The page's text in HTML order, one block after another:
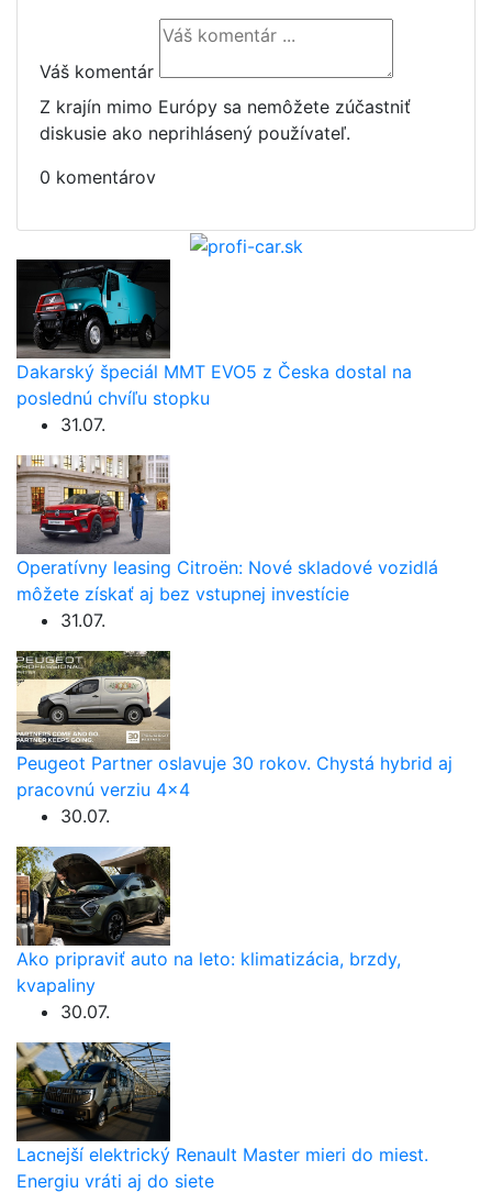
Váš komentár
Z krajín mimo Európy sa nemôžete zúčastniť
diskusie ako neprihlásený používateľ.
0 komentárov
Dakarský špeciál MMT EVO5 z Česka dostal na
poslednú chvíľu stopku
31.07.
Operatívny leasing Citroën: Nové skladové vozidlá
môžete získať aj bez vstupnej investície
31.07.
Peugeot Partner oslavuje 30 rokov. Chystá hybrid aj
pracovnú verziu 4×4
30.07.
Ako pripraviť auto na leto: klimatizácia, brzdy,
kvapaliny
30.07.
Lacnejší elektrický Renault Master mieri do miest.
Energiu vráti aj do siete